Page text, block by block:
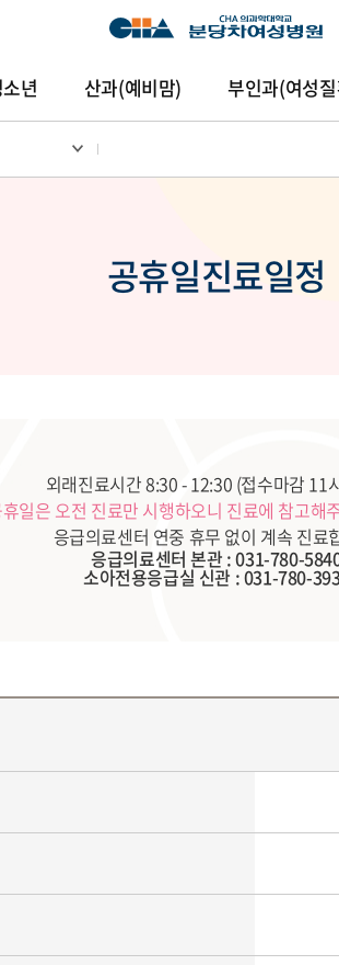
년 산과(예비맘) 부인과(여성
공휴일진료일정
외래진료시간 8:30 - 12:30 (접수마감 11
일은 오전 진료만 시행하오니 진료에 참고해
응급의료센터 연중 휴무 없이 계속 진료
응급의료센터 본관 : 031-780-
소아전용응급실 신관 : 031-780-